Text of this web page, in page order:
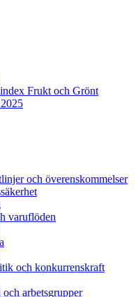
Frukt och Grönt
och överenskommelser
varuflöden
och konkurrenskraft
och arbetsgrupper